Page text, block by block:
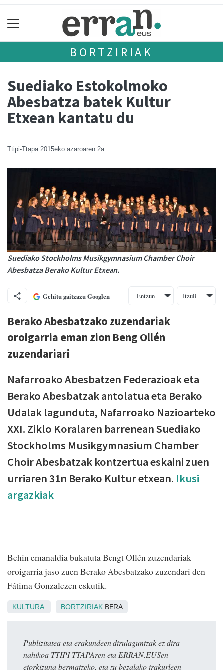
BORTZIRIAK
Suediako Estokolmoko
Abesbatza batek Kultur
Etxean kantatu du
Ttipi-Ttapa 2015eko azaroaren 2a
Suediako Stockholms Musikgymnasium Chamber Choir
Abesbatza Berako Kultur Etxean.
Gehitu gaitzazu Googlen Entzun Itzuli
Berako Abesbatzako zuzendariak
oroigarria eman zion Beng Ollén
zuzendariari
Nafarroako Abesbatzen Federazioak eta
Berako Abesbatzak antolatua eta Berako
Udalak lagunduta, Nafarroako Nazioarteko
XXI. Ziklo Koralaren barrenean Suediako
Stockholms Musikgymnasium Chamber
Choir Abesbatzak kontzertua eskaini zuen
urriaren 31n Berako Kultur etxean. Ikusi
argazkiak
Behin emanaldia bukatuta Bengt Ollén zuzendariak
oroigarria jaso zuen Berako Abesbatzako zuzendari den
Fátima Gonzalezen eskutik.
KULTURA BORTZIRIAK BERA
Publizitatea eta erakundeen dirulaguntzak ez dira
nahikoa TTIPI-TTAPAren eta ERRAN.EUSen
etorkizuna bermatzeko, eta zu bezalako irakurleen